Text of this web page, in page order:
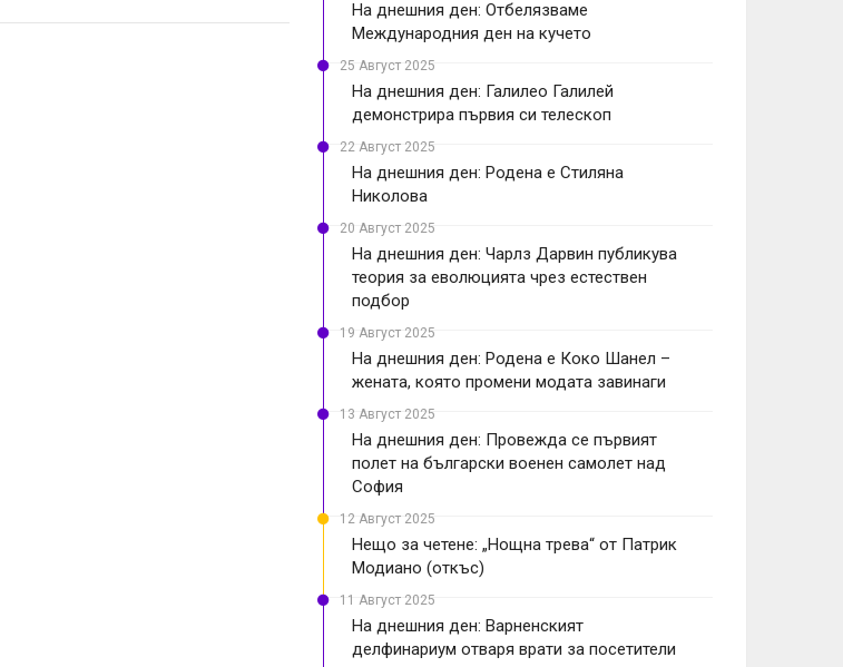
На днешния ден: Отбелязваме
Международния ден на кучето
25 Август 2025
На днешния ден: Галилео Галилей
демонстрира първия си телескоп
22 Август 2025
На днешния ден: Родена е Стиляна
Николова
20 Август 2025
На днешния ден: Чарлз Дарвин публикува
теория за еволюцията чрез естествен
подбор
19 Август 2025
На днешния ден: Родена е Коко Шанел –
жената, която промени модата завинаги
13 Август 2025
На днешния ден: Провежда се първият
полет на български военен самолет над
София
12 Август 2025
Нещо за четене: „Нощна трева“ от Патрик
Модиано (откъс)
11 Август 2025
На днешния ден: Варненският
делфинариум отваря врати за посетители